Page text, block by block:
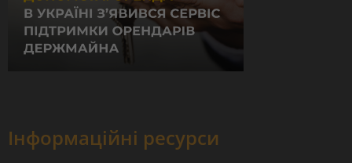
Інформаційні ресурси